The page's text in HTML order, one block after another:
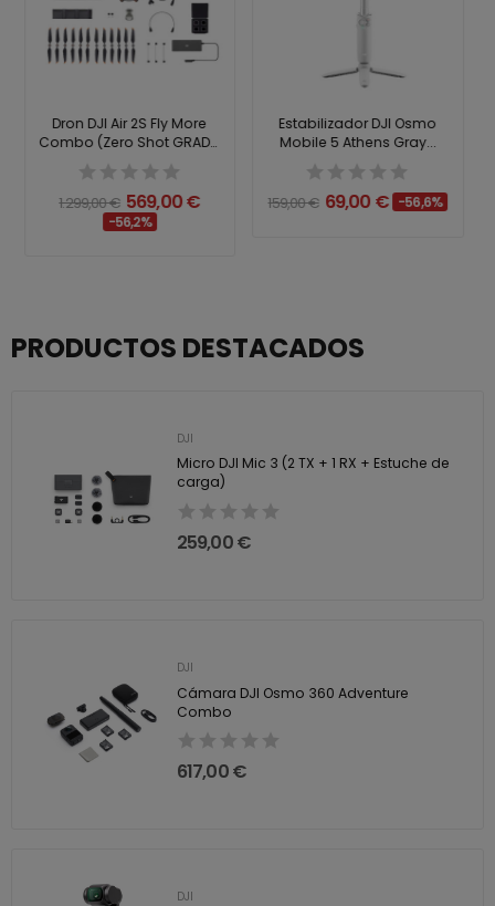
Estabilizador DJI Osmo
Mobile 5 Athens Gray...
159,00 € 69,00 € -56,6%
Dron DJI Mavic 3 Fly More
Combo (Zero Shot...
2.799,00 € 1.159,00 €
PRODUCTOS DESTACADOS
DJI
Micro DJI Mic 3 (2 TX + 1 RX + Estuche de
carga)
259,00 €
DJI
Cámara DJI Osmo 360 Adventure
Combo
617,00 €
DJI